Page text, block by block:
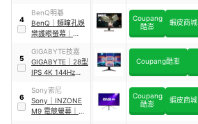
4
BenQ明碁
BenQ
類瞳孔娛
樂護眼螢幕
Coupang
酷澎
蝦皮商城
5
GIGABYTE技嘉
GIGABYTE
28型
IPS 4K 144Hz電競
Coupang酷澎
6
Sony索尼
Sony
INZONE
M9 電競螢幕
Coupang
酷澎
蝦皮商城